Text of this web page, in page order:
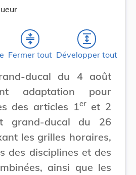
compress
Fermer tout
expand
Développer tout
ducal du 4 août
adaptation pour
des articles 1eret 2
grand-ducal du 26
les grilles horaires,
des disciplines et des
ainsi que les